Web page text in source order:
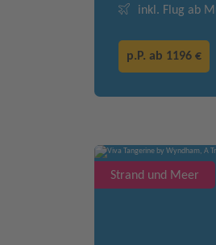
inkl. Flug ab
p.P. ab 1196 €
Strand und Meer